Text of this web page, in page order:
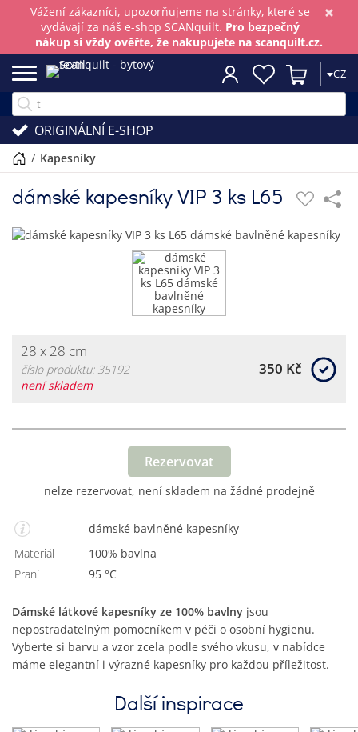
×
Vážení zákazníci, upozorňujeme na stránky, které se
vydávají za náš e-shop SCANquilt. Pro bezpečný
nákup si vždy ověřte, že nakupujete na scanquilt.cz.
CZ
ORIGINÁLNÍ E-SHOP
/ kapesníky
dámské kapesníky VIP 3 ks L65
28 x 28 cm
číslo produktu: 35192
není skladem
350 Kč
Rezervovat
nelze rezervovat, není skladem na žádné prodejně
dámské bavlněné kapesníky
Materiál
100% bavlna
Praní
95 °C
Dámské látkové kapesníky ze 100% bavlny jsou
nepostradatelným pomocníkem v péči o osobní hygienu.
Vyberte si barvu a vzor zcela podle svého vkusu, v nabídce
máme elegantní i výrazné kapesníky pro každou příležitost.
Další inspirace